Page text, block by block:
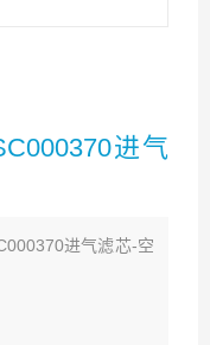
进气
进气滤芯-空